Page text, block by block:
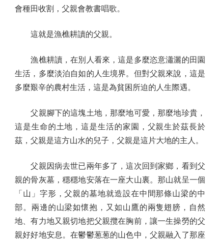
會種田收割，父親會教書唱歌。
這就是漁樵耕讀的父親。
漁樵耕讀，在別人看來，這是多麼恣意瀟灑的田園
生活，多麼淡泊自如的人生境界。但對父親來說，這是
多麼艱辛的農村生活，這是為貧困所迫的人生際遇。
父親腳下的這塊土地，那麼地可愛，那麼地珍貴，
這是生命的土地，這是生活的家園，父親生於茲長於
茲，父親是這方山水的兒子，父親是這片大地的主人。
父親因病去世已兩年多了，這次回到家鄉，看到父
親的骨灰墓，穩穩地安落在一座大山裏。那山就呈一個
「山」字形，父親的墓地就造設在中間那條山梁的中
部。兩邊的山梁如懷抱，又如山鷹的兩隻翅膀，自然
地、有力地又親切地把父親攬在胸前，讓一生操勞的父
親好好地安息。在鬱鬱葱葱的山色中，父親融入了那座